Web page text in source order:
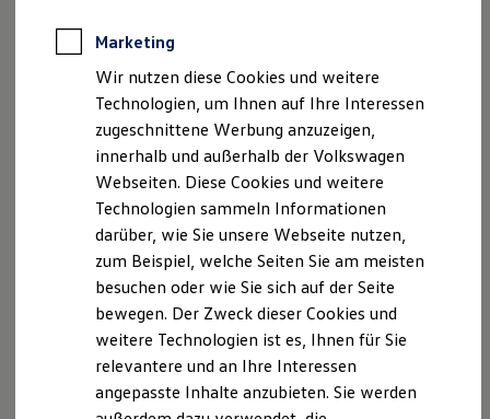
Rekuperation
Laden unterwegs
Laden Zuhause
Ladestationen finden
Ladezeitensimulator
Batterie
Sicherheit
Nachhaltigkeit
Technologie
Kosten und Kauf
Verbrauchskosten
Kaufoptionen
E-Auto-Förderung
Software und Konnektivität
Die ID. Software 6
ID. Software Versionen und Updates
Digitale Extras
Schnittstellen zu Ihrem ID.
Produktsicherheitsinformationen
Disclaimer von Volkswagen AG
Die in dieser Darstellung gezeigten Fahrzeuge und
Ausstattungen können in einzelnen Details vom aktuellen
deutschen Lieferprogramm abweichen. Abgebildet sind
teilweise Sonderausstattungen der Fahrzeuge gegen
Mehrpreis.
Bitte beachten Sie auch unseren Konfigurator für eine
Übersicht der aktuell verfügbaren Modelle und Ausstattungen.
Die angegebenen Verbrauchs- und Emissionswerte beziehen
sich nicht auf ein einzelnes Fahrzeug und sind nicht Bestandteil
des Angebots, sondern dienen allein Vergleichszwecken
zwischen den verschiedenen Fahrzeugtypen.
Zusatzausstattungen und Zubehör(Anbauteile, Reifenformat
Marketing
Wir nutzen diese Cookies und weitere
Technologien, um Ihnen auf Ihre Interessen
zugeschnittene Werbung anzuzeigen,
innerhalb und außerhalb der Volkswagen
Webseiten. Diese Cookies und weitere
Technologien sammeln Informationen
darüber, wie Sie unsere Webseite nutzen,
zum Beispiel, welche Seiten Sie am meisten
besuchen oder wie Sie sich auf der Seite
bewegen. Der Zweck dieser Cookies und
weitere Technologien ist es, Ihnen für Sie
relevantere und an Ihre Interessen
angepasste Inhalte anzubieten. Sie werden